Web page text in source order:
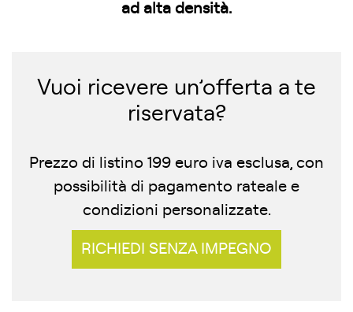
ad alta densità.
Vuoi ricevere un’offerta a te
riservata?
Prezzo di listino 199 euro iva esclusa, con
possibilità di pagamento rateale e
condizioni personalizzate.
RICHIEDI SENZA IMPEGNO